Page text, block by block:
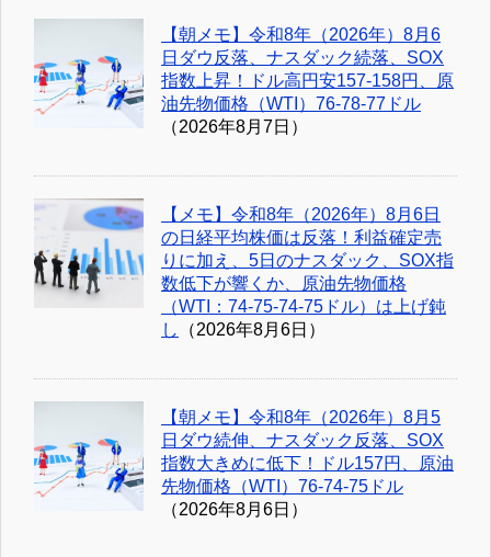
【朝メモ】令和8年（2026年）8月6
日ダウ反落、ナスダック続落、SOX
指数上昇！ドル高円安157-158円、原
油先物価格（WTI）76-78-77ドル
（2026年8月7日）
【メモ】令和8年（2026年）8月6日
の日経平均株価は反落！利益確定売
りに加え、5日のナスダック、SOX指
数低下が響くか、原油先物価格
（WTI：74-75-74-75ドル）は上げ鈍
し
（2026年8月6日）
【朝メモ】令和8年（2026年）8月5
日ダウ続伸、ナスダック反落、SOX
指数大きめに低下！ドル157円、原油
先物価格（WTI）76-74-75ドル
（2026年8月6日）